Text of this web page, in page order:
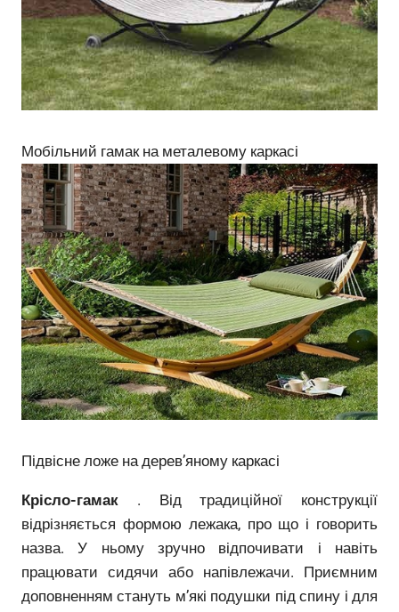
Мобільний гамак на металевому каркасі
Підвісне ложе на дерев’яному каркасі
Крісло-гамак . Від традиційної конструкції
відрізняється формою лежака, про що і говорить
назва. У ньому зручно відпочивати і навіть
працювати сидячи або напівлежачи. Приємним
доповненням стануть м’які подушки під спину і для